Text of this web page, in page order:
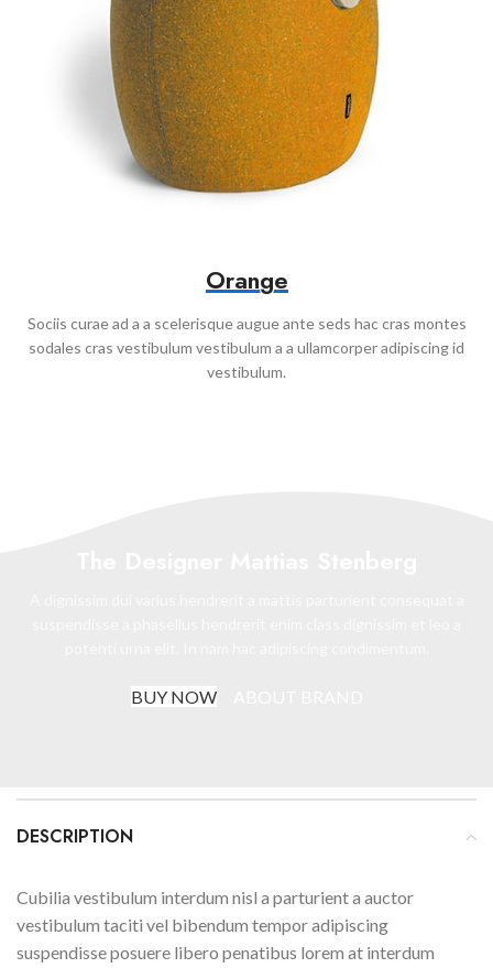
Orange
Sociis curae ad a a scelerisque augue ante seds hac cras montes
sodales cras vestibulum vestibulum a a ullamcorper adipiscing id
vestibulum.
BUY NOW
DESCRIPTION
Cubilia vestibulum interdum nisl a parturient a auctor
vestibulum taciti vel bibendum tempor adipiscing
suspendisse posuere libero penatibus lorem at interdum